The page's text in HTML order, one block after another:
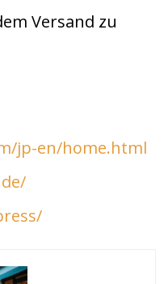
Versand zu
jp-en/home.html